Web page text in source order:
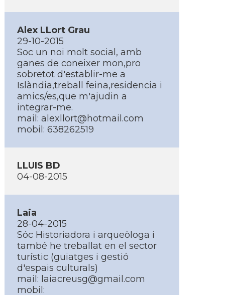
Alex LLort Grau
29-10-2015
Soc un noi molt social, amb
ganes de coneixer mon,pro
sobretot d'establir-me a
Islàndia,treball feina,residencia i
amics/es,que m'ajudin a
integrar-me.
mail: alexllort@hotmail.com
mobil: 638262519
LLUIS BD
04-08-2015
Laia
28-04-2015
Sóc Historiadora i arqueòloga i
també he treballat en el sector
turí­stic (guiatges i gestió
d'espais culturals)
mail: laiacreusg@gmail.com
mobil: